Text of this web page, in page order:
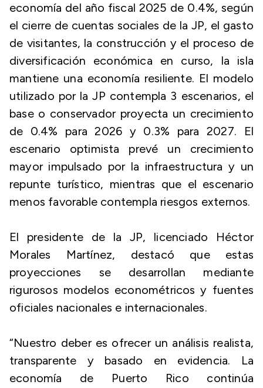
economía del año fiscal 2025 de 0.4%, según
el cierre de cuentas sociales de la JP, el gasto
de visitantes, la construcción y el proceso de
diversificación económica en curso, la isla
mantiene una economía resiliente. El modelo
utilizado por la JP contempla 3 escenarios, el
base o conservador proyecta un crecimiento
de 0.4% para 2026 y 0.3% para 2027. El
escenario optimista prevé un crecimiento
mayor impulsado por la infraestructura y un
repunte turístico, mientras que el escenario
menos favorable contempla riesgos externos.
El presidente de la JP, licenciado Héctor
Morales Martínez, destacó que estas
proyecciones se desarrollan mediante
rigurosos modelos econométricos y fuentes
oficiales nacionales e internacionales.
“Nuestro deber es ofrecer un análisis realista,
transparente y basado en evidencia. La
economía de Puerto Rico continúa